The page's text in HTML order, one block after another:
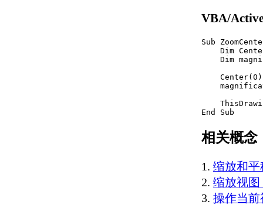
VBA/
Sub
Dim
Dim
End Sub
相关概念
缩放和平
缩放视图
操作当前